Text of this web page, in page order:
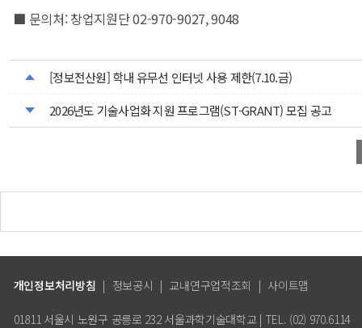
■ 문의처: 창업지원단 02-970-9027, 9048
[정보전산원] 학내 유무선 인터넷 사용 제한(7.10.금)
2026년도 기술사업화 지원 프로그램(ST-GRANT) 모집 공고
개인정보처리방침 | 정보공시 | 교내연구업적조회 | 사이트맵
01811 서울시 노원구 공릉로 232 서울과학기술대학교 | TEL. (02) 970.6114